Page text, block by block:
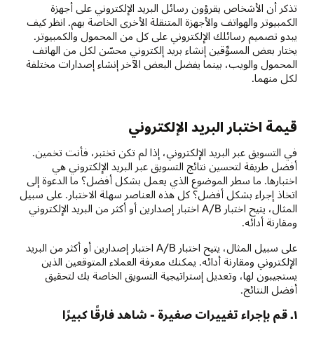
تذكر أن الأشخاص يقرؤون رسائل البريد الإلكتروني على أجهزة
الكمبيوتر والهواتف والأجهزة المتنقلة الأخرى الخاصة بهم. انظر كيف
يبدو تصميم رسائلك الإلكتروني على كل من المحمول والكمبيوتر.
يختار بعض المسوِّقين إنشاء بريد إلكتروني محسّن لكل من الهاتف
المحمول والويب، بينما يفضل البعض الآخر إنشاء إصدارات مختلفة
لكل منهما.
قيمة اختبار البريد الإلكتروني
في التسويق عبر البريد الإلكتروني، إذا لم تكن تختبر، فأنت تخمين.
أفضل طريقة لتحسين نتائج التسويق عبر البريد الإلكتروني هي
اختبارها. ما سطر الموضوع الذي يعمل بشكل أفضل؟ ما الدعوة إلى
اتخاذ إجراء بشكل أفضل؟ كل هذه العناصر سهلة الاختبار. على سبيل
المثال، يتيح اختبار A/B اختبار إصدارين أو أكثر من البريد الإلكتروني
ومقارنة أدائه.
على سبيل المثال، يتيح اختبار A/B اختبار إصدارين أو أكثر من البريد
الإلكتروني ومقارنة أدائه. يمكنك معرفة العملاء المتوقعين الذين
يستجيبون لها، وتعديل إستراتيجية التسويق الخاصة بك لتحقيق
أفضل النتائج.
١. قم بإجراء تغييرات صغيرة - شاهد فارقًا كبيرًا